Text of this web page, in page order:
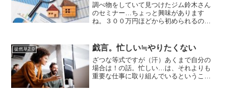
調べ物をしていて見つけたジム鈴木さん
のセミナー…ちょっと興味があります
ね。３００万円ほどから初められるので
も３００万円ってほどにはならないだろ
うし、いい気がします。投資...
徒然草2.0 戯言。忙しい≒やりたくない
ざつな等式ですが（汗）あくまで自分の
場合は！の話。忙しい…は、それよりも
重要な仕事に取り組んでいるということ